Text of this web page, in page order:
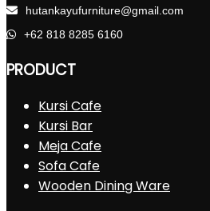
hutankayufurniture@gmail.com
+62 818 8285 6160
PRODUCT
Kursi Cafe
Kursi Bar
Meja Cafe
Sofa Cafe
Wooden Dining Ware